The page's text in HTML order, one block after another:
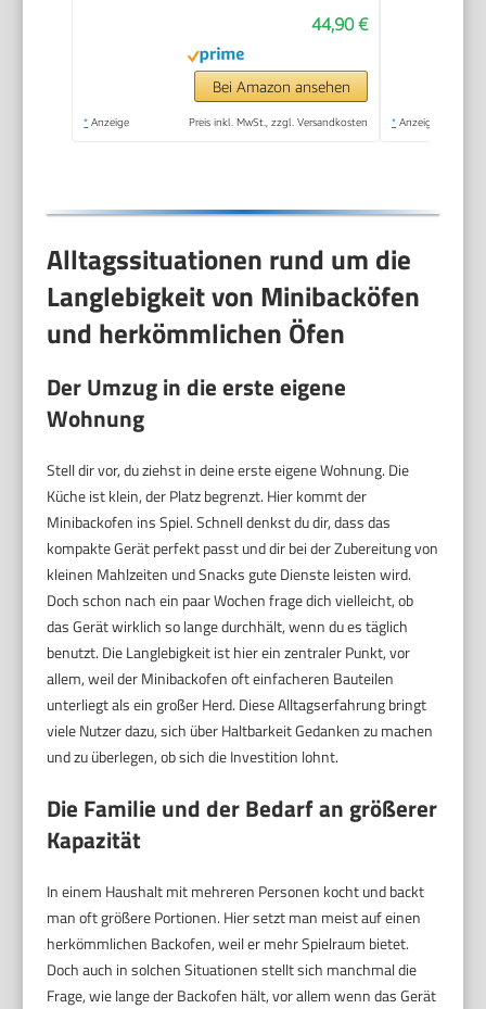
44,90 €
Bei Amazon ansehen
* Anzeige Preis inkl. MwSt., zzgl. Versandkosten * Anzeige
Alltagssituationen rund um die
Langlebigkeit von Minibacköfen
und herkömmlichen Öfen
Der Umzug in die erste eigene
Wohnung
Stell dir vor, du ziehst in deine erste eigene Wohnung. Die
Küche ist klein, der Platz begrenzt. Hier kommt der
Minibackofen ins Spiel. Schnell denkst du dir, dass das
kompakte Gerät perfekt passt und dir bei der Zubereitung von
kleinen Mahlzeiten und Snacks gute Dienste leisten wird.
Doch schon nach ein paar Wochen frage dich vielleicht, ob
das Gerät wirklich so lange durchhält, wenn du es täglich
benutzt. Die Langlebigkeit ist hier ein zentraler Punkt, vor
allem, weil der Minibackofen oft einfacheren Bauteilen
unterliegt als ein großer Herd. Diese Alltagserfahrung bringt
viele Nutzer dazu, sich über Haltbarkeit Gedanken zu machen
und zu überlegen, ob sich die Investition lohnt.
Die Familie und der Bedarf an größerer
Kapazität
In einem Haushalt mit mehreren Personen kocht und backt
man oft größere Portionen. Hier setzt man meist auf einen
herkömmlichen Backofen, weil er mehr Spielraum bietet.
Doch auch in solchen Situationen stellt sich manchmal die
Frage, wie lange der Backofen hält, vor allem wenn das Gerät